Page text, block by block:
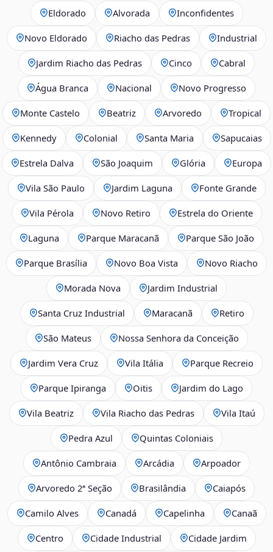
Eldorado Alvorada Inconfidentes
Novo Eldorado Riacho das Pedras Industrial
Jardim Riacho das Pedras Cinco Cabral
Água Branca Nacional Novo Progresso
Monte Castelo Beatriz Arvoredo Tropical
Kennedy Colonial Santa Maria Sapucaias
Estrela Dalva São Joaquim Glória Europa
Vila São Paulo Jardim Laguna Fonte Grande
Vila Pérola Novo Retiro Estrela do Oriente
Laguna Parque Maracanã Parque São João
Parque Brasília Novo Boa Vista Novo Riacho
Morada Nova Jardim Industrial
Santa Cruz Industrial Maracanã Retiro
São Mateus Nossa Senhora da Conceição
Jardim Vera Cruz Vila Itália Parque Recreio
Parque Ipiranga Oitis Jardim do Lago
Vila Beatriz Vila Riacho das Pedras Vila Itaú
Pedra Azul Quintas Coloniais
Antônio Cambraia Arcádia Arpoador
Arvoredo 2ª Seção Brasilândia Caiapós
Camilo Alves Canadá Capelinha Canaã
Centro Cidade Industrial Cidade Jardim